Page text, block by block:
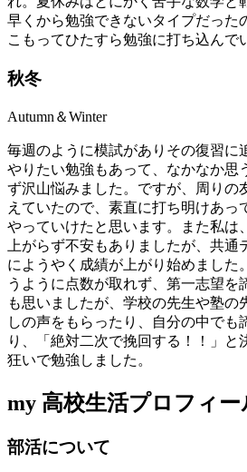
早くから勉強できないタイプだった
こもってひたすら勉強に打ち込んで
秋冬
Autumn＆Winter
毎週のように模試がありその復習に
やりたい勉強もあって、なかなか思
ず沢山悩みました。ですが、周りの
えていたので、素直に打ち明けあっ
やっていけたと思います。また私は
上がらず不安もありましたが、共通
にようやく成績が上がり始めました
うように点数が取れず、第一志望を
も思いましたが、学校の先生や塾の
しの声をもらったり、自分の中でも
り、「絶対二次で挽回する！！」と
狂いで勉強しました。
my 高校生活プロフィー
部活について